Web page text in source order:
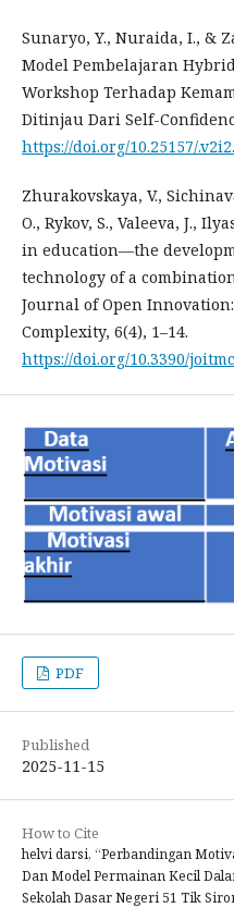
Sunaryo, Y., Nuraida, I., &
Model Pembelajaran
Workshop Terhadap
Ditinjau Dari Self-
https://doi.org/10.25157/
Zhurakovskaya, V.,
O., Rykov, S., Valeeva, J.,
in education—the
technology of a
Journal of Open
Complexity, 6(4), 1–14.
https://doi.org/10.3390/
PDF
Published
2025-11-15
How to Cite
helvi darsi, “Perbandingan
Dan Model Permainan Kecil
Sekolah Dasar Negeri 51 Tik